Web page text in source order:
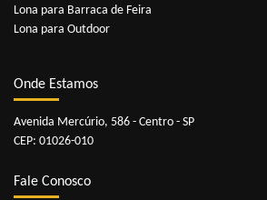
Lona para Barraca de Feira
Lona para Outdoor
Onde Estamos
Avenida Mercúrio, 586 - Centro - SP
CEP: 01026-010
Fale Conosco